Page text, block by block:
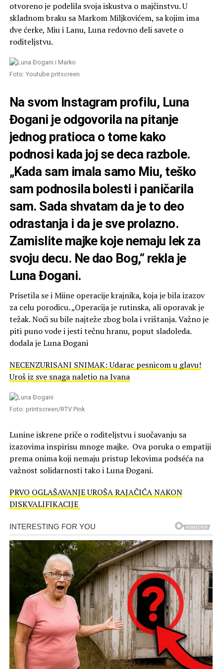
otvoreno je podelila svoja iskustva o majčinstvu. U
skladnom braku sa Markom Miljkovićem, sa kojim ima
dve ćerke, Miu i Lanu, Luna redovno deli savete o
roditeljstvu.
Foto: Youtube pritscreen
Na svom Instagram profilu, Luna
Đogani je odgovorila na pitanje
jednog pratioca o tome kako
podnosi kada joj se deca razbole.
„Kada sam imala samo Miu, teško
sam podnosila bolesti i paničarila
sam. Sada shvatam da je to deo
odrastanja i da je sve prolazno.
Zamislite majke koje nemaju lek za
svoju decu. Ne dao Bog,“ rekla je
Luna Đogani.
Prisetila se i Miine operacije krajnika, koja je bila izazov
za celu porodicu. „Operacija je rutinska, ali oporavak je
težak. Noći su bile najteže zbog bola i vrištanja. Važno je
piti puno vode i jesti tečnu hranu, poput sladoleda.
dodala je Luna Đogani
NECENZURISANI SNIMAK: Udarac pesnicom u glavu!
Uroš iz sve snaga naletio na Ivana
Foto: printscreen/RTV Pink
Lunine iskrene priče o roditeljstvu i suočavanju sa
izazovima inspirisu mnoge majke. Ova poruka o empatiji
prema onima koji nemaju pristup lekovima podséća na
važnost solidarnosti tako i Luna Đogani.
PRVO OGLAŠAVANJE UROŠA RAJAČIĆA NAKON
DISKVALIFIKACIJE